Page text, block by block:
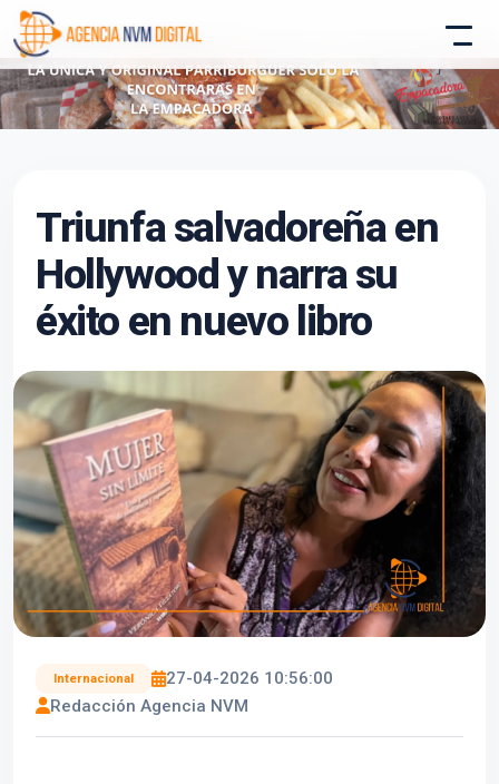
Triunfa salvadoreña en
Hollywood y narra su
éxito en nuevo libro
Internacional
27-04-2026 10:56:00
Redacción Agencia NVM
Asistente conectado